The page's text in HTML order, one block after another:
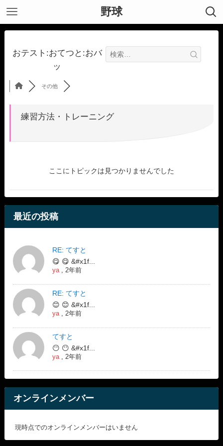
野球
おテスト:おてつと:おバ
ッ
その他
練習方法・トレーニング
ここにトピックは見つかりませんでした
最近の投稿
RE: てすと
😋 😋 &#x1f...
ya,2年前
RE: てすと
😊 😊 &#x1f...
ya 2年前
てすと
😶 😶 &#x1f...
ya 2年前
オンラインメンバー
現時点でのオンラインメンバーはいません